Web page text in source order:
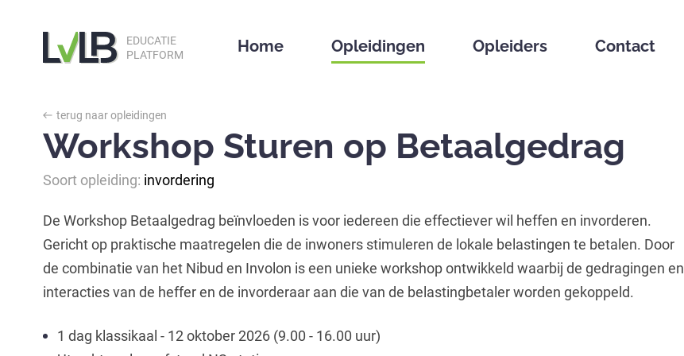
EDUCATIE
PLATFORM
Home Opleidingen Opleiders Contact
terug naar opleidingen
Workshop Sturen op Betaalgedrag
Soort opleiding: invordering
De Workshop Betaalgedrag beïnvloeden is voor iedereen die effectiever wil heffen en invorderen.
Gericht op praktische maatregelen die de inwoners stimuleren de lokale belastingen te betalen. Door
de combinatie van het Nibud en Involon is een unieke workshop ontwikkeld waarbij de gedragingen en
interacties van de heffer en de invorderaar aan die van de belastingbetaler worden gekoppeld.
1 dag klassikaal - 12 oktober 2026 (9.00 - 16.00 uur)